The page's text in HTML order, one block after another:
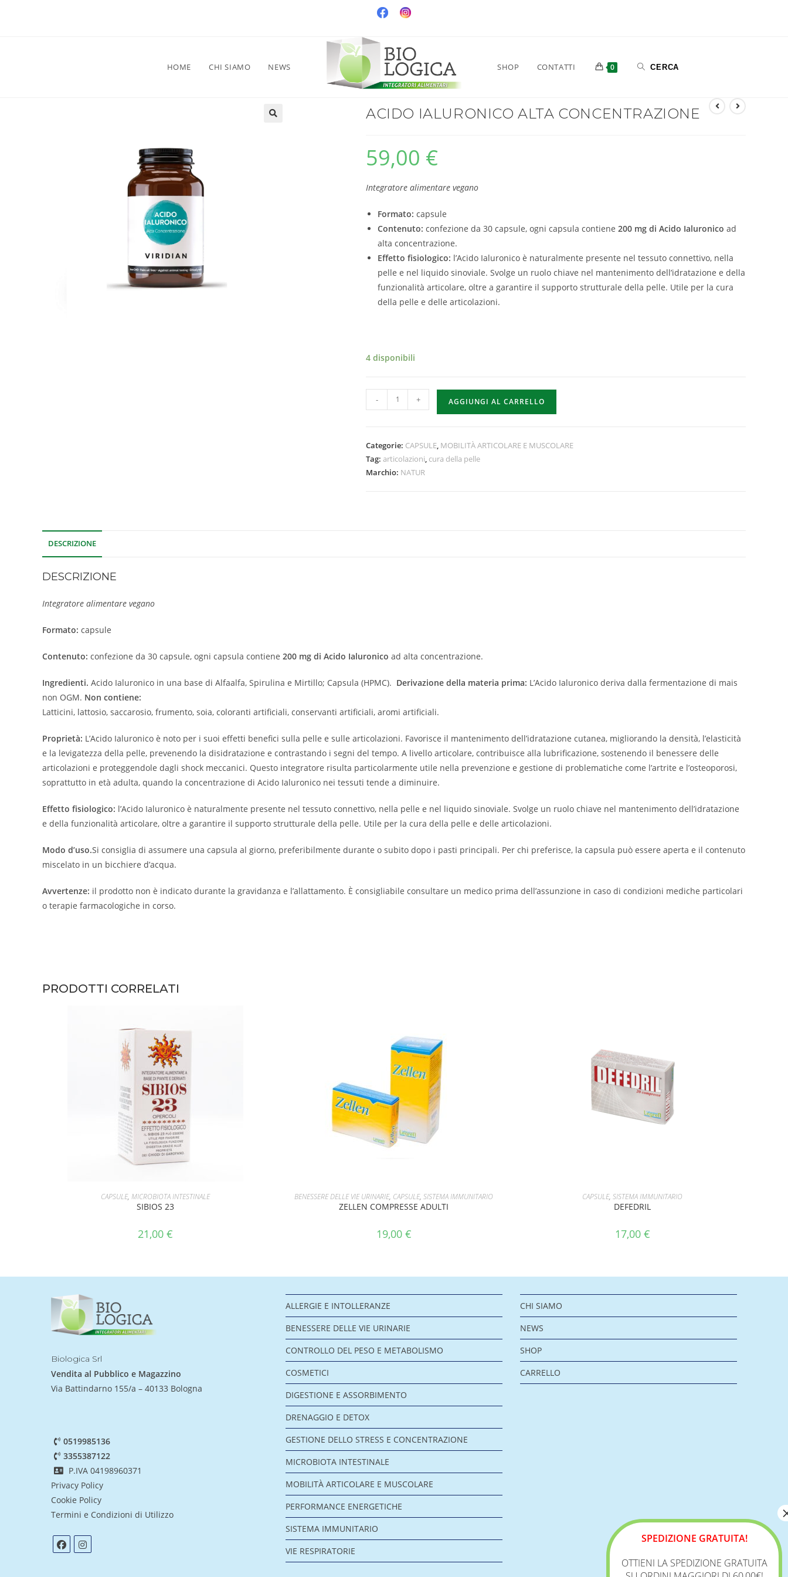
HOME CHI SIAMO NEWS SHOP CONTATTI 0
ACIDO IALURONICO ALTA CONCENTRAZIONE
59,00 €
Integratore alimentare vegano
Formato: capsule
Contenuto: confezione da 30 capsule, ogni capsula contiene 200 mg di Acido Ialuronico ad
alta concentrazione.
Effetto fisiologico: l’Acido Ialuronico è naturalmente presente nel tessuto connettivo, nella
pelle e nel liquido sinoviale. Svolge un ruolo chiave nel mantenimento dell’idratazione e della
funzionalità articolare, oltre a garantire il supporto strutturale della pelle. Utile per la cura
della pelle e delle articolazioni.
4 disponibili
- + AGGIUNGI AL CARRELLO
Categorie: CAPSULE, MOBILITÀ ARTICOLARE E MUSCOLARE
Tag: articolazioni, cura della pelle
Marchio: NATUR
DESCRIZIONE
DESCRIZIONE
Integratore alimentare vegano
Formato: capsule
Contenuto: confezione da 30 capsule, ogni capsula contiene 200 mg di Acido Ialuronico ad alta concentrazione.
Ingredienti. Acido Ialuronico in una base di Alfaalfa, Spirulina e Mirtillo; Capsula (HPMC). Derivazione della materia prima: L’Acido Ialuronico deriva dalla fermentazione di mais
non OGM. Non contiene:
Latticini, lattosio, saccarosio, frumento, soia, coloranti artificiali, conservanti artificiali, aromi artificiali.
Proprietà: L’Acido Ialuronico è noto per i suoi effetti benefici sulla pelle e sulle articolazioni. Favorisce il mantenimento dell’idratazione cutanea, migliorando la densità, l’elasticità
e la levigatezza della pelle, prevenendo la disidratazione e contrastando i segni del tempo. A livello articolare, contribuisce alla lubrificazione, sostenendo il benessere delle
articolazioni e proteggendole dagli shock meccanici. Questo integratore risulta particolarmente utile nella prevenzione e gestione di problematiche come l’artrite e l’osteoporosi,
soprattutto in età adulta, quando la concentrazione di Acido Ialuronico nei tessuti tende a diminuire.
Effetto fisiologico: l’Acido Ialuronico è naturalmente presente nel tessuto connettivo, nella pelle e nel liquido sinoviale. Svolge un ruolo chiave nel mantenimento dell’idratazione
e della funzionalità articolare, oltre a garantire il supporto strutturale della pelle. Utile per la cura della pelle e delle articolazioni.
Modo d’uso.Si consiglia di assumere una capsula al giorno, preferibilmente durante o subito dopo i pasti principali. Per chi preferisce, la capsula può essere aperta e il contenuto
miscelato in un bicchiere d’acqua.
Avvertenze: il prodotto non è indicato durante la gravidanza e l’allattamento. È consigliabile consultare un medico prima dell’assunzione in caso di condizioni mediche particolari
o terapie farmacologiche in corso.
PRODOTTI CORRELATI
AGGIUNGI AL CARRELLO
CAPSULE,MICROBIOTA INTESTINALE
SIBIOS 23
21,00€
AGGIUNGI AL CARRELLO
BENESSERE DELLE VIE URINARIE, CAPSULE,SISTEMA IMMUNITARIO
ZELLEN COMPRESSE ADULTI
19,00 €
AGGIUNGI AL CARRELLO
CAPSULE,SISTEMA IMMUNITARIO
DEFEDRIL
17,00 €
Biologica Srl
Vendita al Pubblico e Magazzino
Via Battindarno 155/a – 40133 Bologna
0519985136
3355387122
P.IVA 04198960371
Privacy Policy
Cookie Policy
Termini e Condizioni di Utilizzo
ALLERGIE E INTOLLERANZE
BENESSERE DELLE VIE URINARIE
CONTROLLO DEL PESO E METABOLISMO
COSMETICI
DIGESTIONE E ASSORBIMENTO
DRENAGGIO E DETOX
GESTIONE DELLO STRESS E CONCENTRAZIONE
MICROBIOTA INTESTINALE
MOBILITÀ ARTICOLARE E MUSCOLARE
PERFORMANCE ENERGETICHE
SISTEMA IMMUNITARIO
VIE RESPIRATORIE
CHI SIAMO
NEWS
SHOP
CARRELLO
SPEDIZIONE GRATUITA!
OTTIENI LA SPEDIZIONE GRATUITA